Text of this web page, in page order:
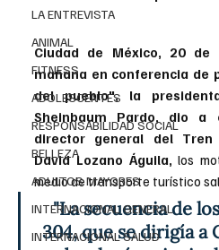
LA ENTREVISTA
ANIMAL
FITNESS
ADOLESCENTES
RESPONSABILIDAD SOCIAL
BELLEZA
ADULTOS MAYORES
INTERNACIONAL GENERAL
INTERNACIONAL SALUD
Ciudad de México, 20 de
mañana en conferencia de
del pueblo", la
Sheinbaum Pardo, dio
director general del Tren
David Lozano Águila, los
medio de transporte turístico
"La secuencia de
304, que se dirigía a